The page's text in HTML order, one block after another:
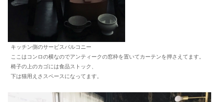
キッチン側のサービスバルコニー
ここはコンロの横なのでアンティークの窓枠を置いてカーテンを押さえてます。
椅子の上のカゴには食品ストック、
下は猫用えさスペースになってます。